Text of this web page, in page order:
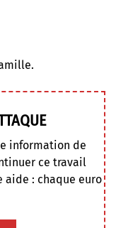
information de
ce travail
aide : chaque euro